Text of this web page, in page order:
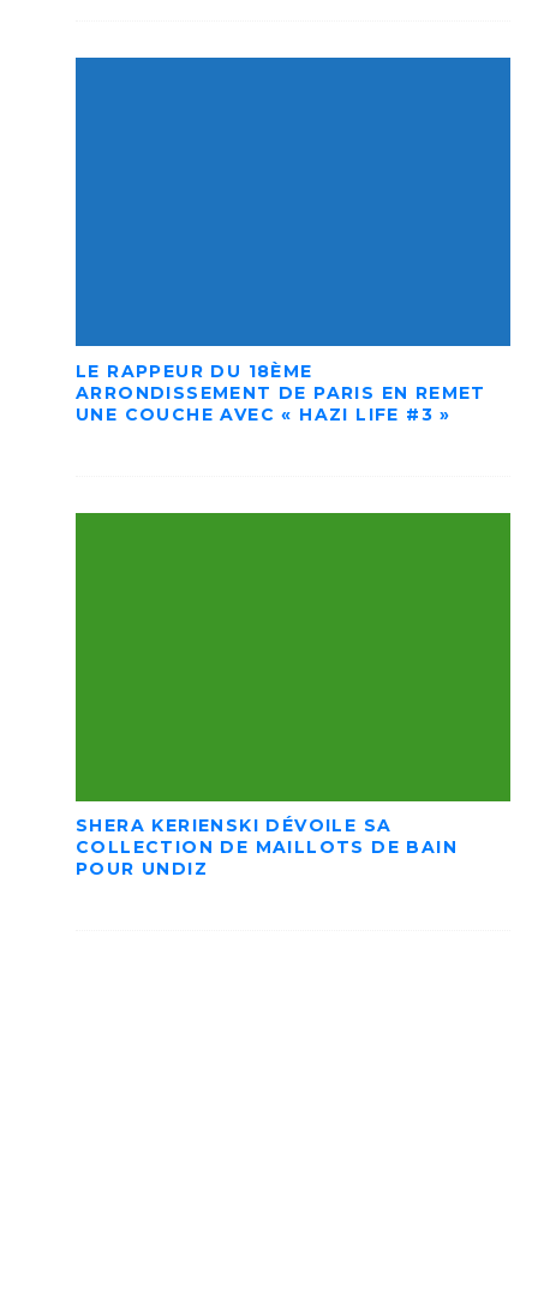
LE RAPPEUR DU 18ÈME
ARRONDISSEMENT DE PARIS EN REMET
UNE COUCHE AVEC « HAZI LIFE #3 »
SHERA KERIENSKI DÉVOILE SA
COLLECTION DE MAILLOTS DE BAIN
POUR UNDIZ